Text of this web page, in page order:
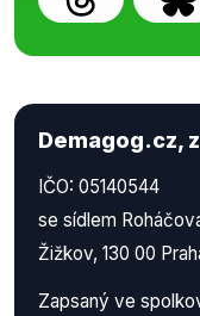
Demagog.cz,
IČO: 05140544
se sídlem
Žižkov, 130 00
Zapsaný ve